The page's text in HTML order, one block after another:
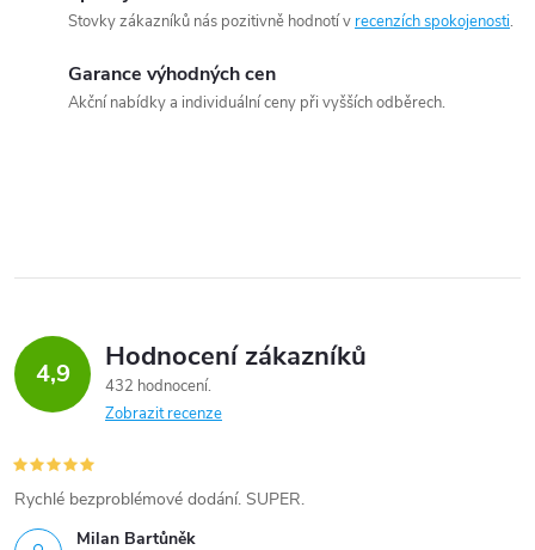
Stovky zákazníků nás pozitivně hodnotí v recenzích spokojenosti.
Garance výhodných cen
Akční nabídky a individuální ceny při vyšších odběrech.
4,9 Hodnocení zákazníků
432 hodnocení
Zobrazit recenze
Milan Bartůněk
Rychlé bezproblémové dodání. SUPER.